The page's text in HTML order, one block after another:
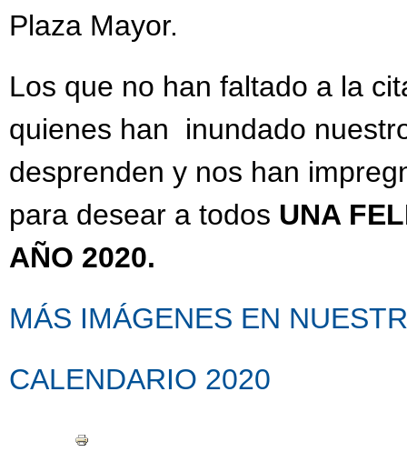
Plaza Mayor.
Los que no han faltado a la
quienes han inundado
desprenden y nos han
para desear a todos UNA
AÑO 2020.
MÁS IMÁGENES EN
CALENDARIO 2020